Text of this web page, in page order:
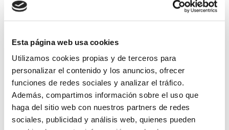
Esta página web usa cookies
Utilizamos cookies propias y de terceros para
personalizar el contenido y los anuncios, ofrecer
funciones de redes sociales y analizar el tráfico.
Además, compartimos información sobre el uso que
haga del sitio web con nuestros partners de redes
sociales, publicidad y análisis web, quienes pueden
Cabaleiro Goás
y del Accésit a dicho premio. En esta ocasión, el
Jurado calificador y el Colegio Médico hemos entendido que dada la
calidad del resto de trabajos presentados, deberíamos ofrecerles la
breve resumen de un tercer proyecto.
En el cartel adjunto disponéis de la información concreta.
Volver
Compartir en: